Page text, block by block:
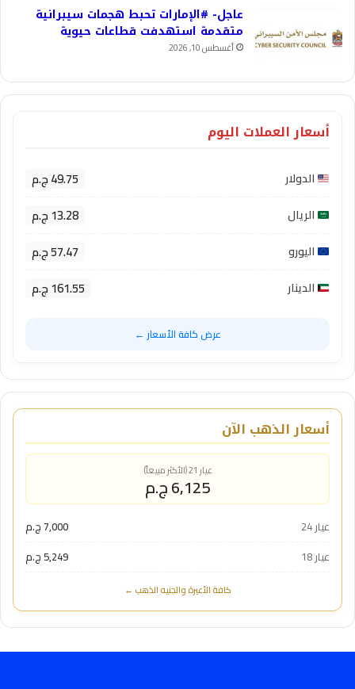
عاجل- #الإمارات تحبط هجمات سيبرانية
متقدمة استهدفت قطاعات حيوية
أغسطس 10, 2026
أسعار العملات اليوم
الدولار 49.75 ج.م
الريال 13.28 ج.م
اليورو 57.47 ج.م
الدينار 161.55 ج.م
عرض كافة الأسعار ←
أسعار الذهب الآن
عيار 21 (الأكثر مبيعاً)
6,125 ج.م
عيار 24
7,000 ج.م
عيار 18
5,249 ج.م
كافة الأعيرة والجنيه الذهب ←